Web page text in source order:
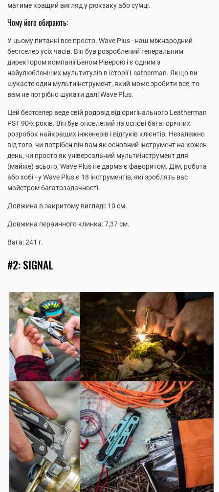
матиме кращий вигляд у рюкзаку або сумці.
Чому його обирають:
У цьому питанні все просто. Wave Plus - наш міжнародний
бестселер усіх часів. Він був розроблений генеральним
директором компанії Беном Ріверою і є одним з
найулюбленіших мультитулів в історії Leatherman. Якщо ви
шукаєте один мультиінструмент, який може зробити все, то
вам не потрібно шукати далі Wave Plus.
Цей бестселер веде свій родовід від оригінального Leatherman
PST 90-х років. Він був оновлений на основі багаторічних
розробок найкращих інженерів і відгуків клієнтів. Незалежно
від того, чи потрібен він вам як основний інструмент на кожен
день, чи просто як універсальний мультиінструмент для
(майже) всього, Wave Plus не дарма є фаворитом. Дім, робота
або хобі - у Wave Plus є 18 інструментів, які зроблять вас
майстром багатозадачності.
Довжина в закритому вигляді: 10 см.
Довжина первинного клинка: 7,37 см.
Вага: 241 г.
#2: SIGNAL